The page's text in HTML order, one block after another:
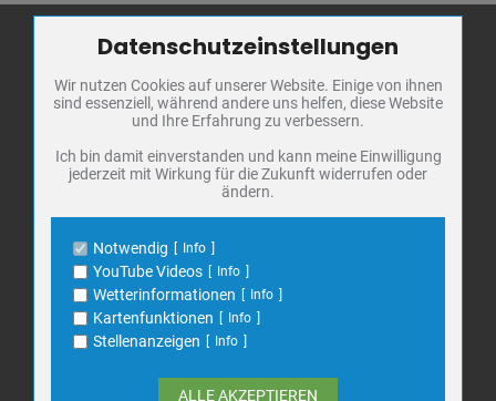
Stadt Bad
Frankenhausen
Markt 1
06567 Bad Frankenhausen
Telefon: 034671 7 20 0
E-Mail:info@bad-frankenhausen.de
Search
for:
Zum Betrieb der Seite notwendige Cookies / Drittanbieter:
Name
PHP Session Cookie
Anbieter
Eigentümer dieser Website
Schutz
Cookie Name
PHPSESSID, fe_typo_user
Name
Cookiespeicherung Entscheidungscookie
Anbieter
Eigentümer dieser Website
Zweck
Speichert die Einstellungen der Besucher
bezüglich der Speicherung von Cookies.
Cookie Name
dywc
1 Jahr
Datenschutzeinstellungen
Wir nutzen Cookies auf unserer Website. Einige von ihnen
sind essenziell, während andere uns helfen, diese Website
und Ihre Erfahrung zu verbessern.
Ich bin damit einverstanden und kann meine Einwilligung
jederzeit mit Wirkung für die Zukunft widerrufen oder
ändern.
Notwendig Info
YouTube Videos Info
Wetterinformationen Info
Kartenfunktionen Info
Stellenanzeigen Info
ALLE AKZEPTIEREN